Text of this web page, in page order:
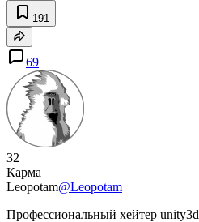
191
69
32
Карма
Leopotam@Leopotam
Профессиональный хейтер unity3d